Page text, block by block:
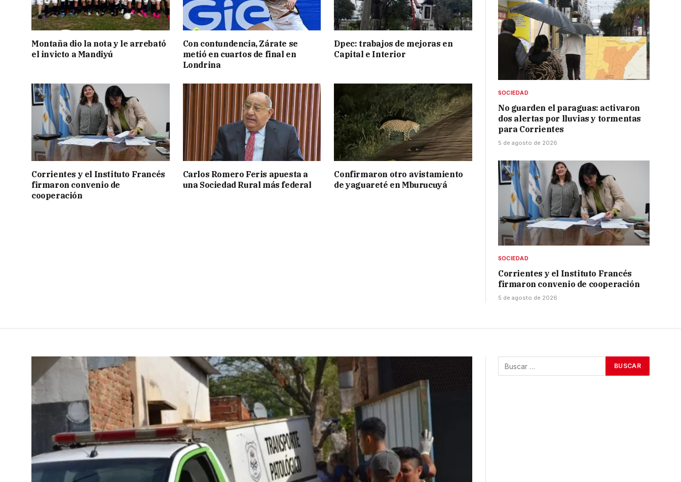
Montaña dio la nota y le arrebató
el invicto a Mandiyú
Con contundencia, Zárate se
metió en cuartos de final en
Londrina
Dpec: trabajos de mejoras en
Capital e Interior
Corrientes y el Instituto Francés
firmaron convenio de
cooperación
Carlos Romero Feris apuesta a
una Sociedad Rural más federal
Confirmaron otro avistamiento
de yaguareté en Mburucuyá
SOCIEDAD
No guarden el paraguas: activaron
dos alertas por lluvias y tormentas
para Corrientes
5 de agosto de 2026
SOCIEDAD
Corrientes y el Instituto Francés
firmaron convenio de cooperación
5 de agosto de 2026